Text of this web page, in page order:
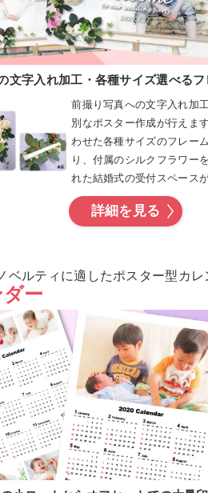
文字入れ加工・各種サイズ選べるフ
前撮り写真への文字入れ加
別なポスター作成が行えま
わせた各種サイズのフレー
り、付属のシルクフラワー
れた結婚式の受付スペース
詳細を見る
ベルティに適したポスター型カレ
ー